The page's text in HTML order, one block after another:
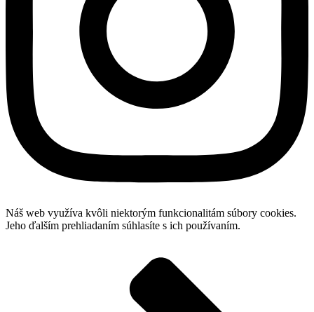
Náš web využíva kvôli niektorým funkcionalitám súbory cookies.
Jeho ďalším prehliadaním súhlasíte s ich používaním.